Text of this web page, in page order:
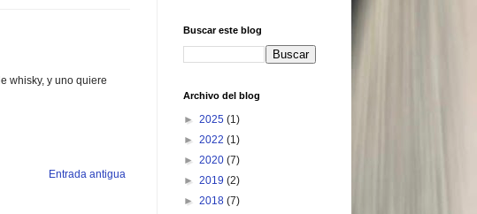
whisky, y uno quiere
Entrada antigua
Buscar este blog
Archivo del blog
► 2025 (1)
► 2022 (1)
► 2020 (7)
► 2019 (2)
► 2018 (7)